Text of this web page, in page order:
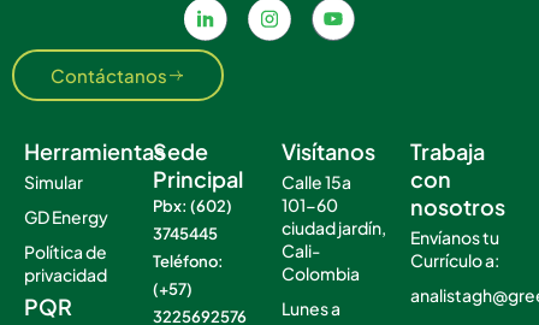
Contáctanos
Herramientas
Simular
GD Energy
Política de
privacidad
PQR
Sede
Principal
Pbx: (602)
3745445
Teléfono:
(+57)
3225692576
Visítanos
Calle 15a
101-60
ciudad jardín,
Cali-
Colombia
Lunes a
Trabaja
con
nosotros
Envíanos tu
Currículo a: